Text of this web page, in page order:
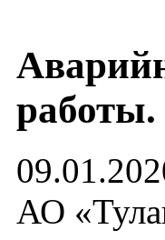
работы.
АО